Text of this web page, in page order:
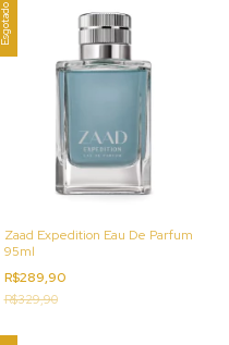
Esgotado
Zaad Expedition Eau De Parfum
95ml
R$289,90
R$329,90